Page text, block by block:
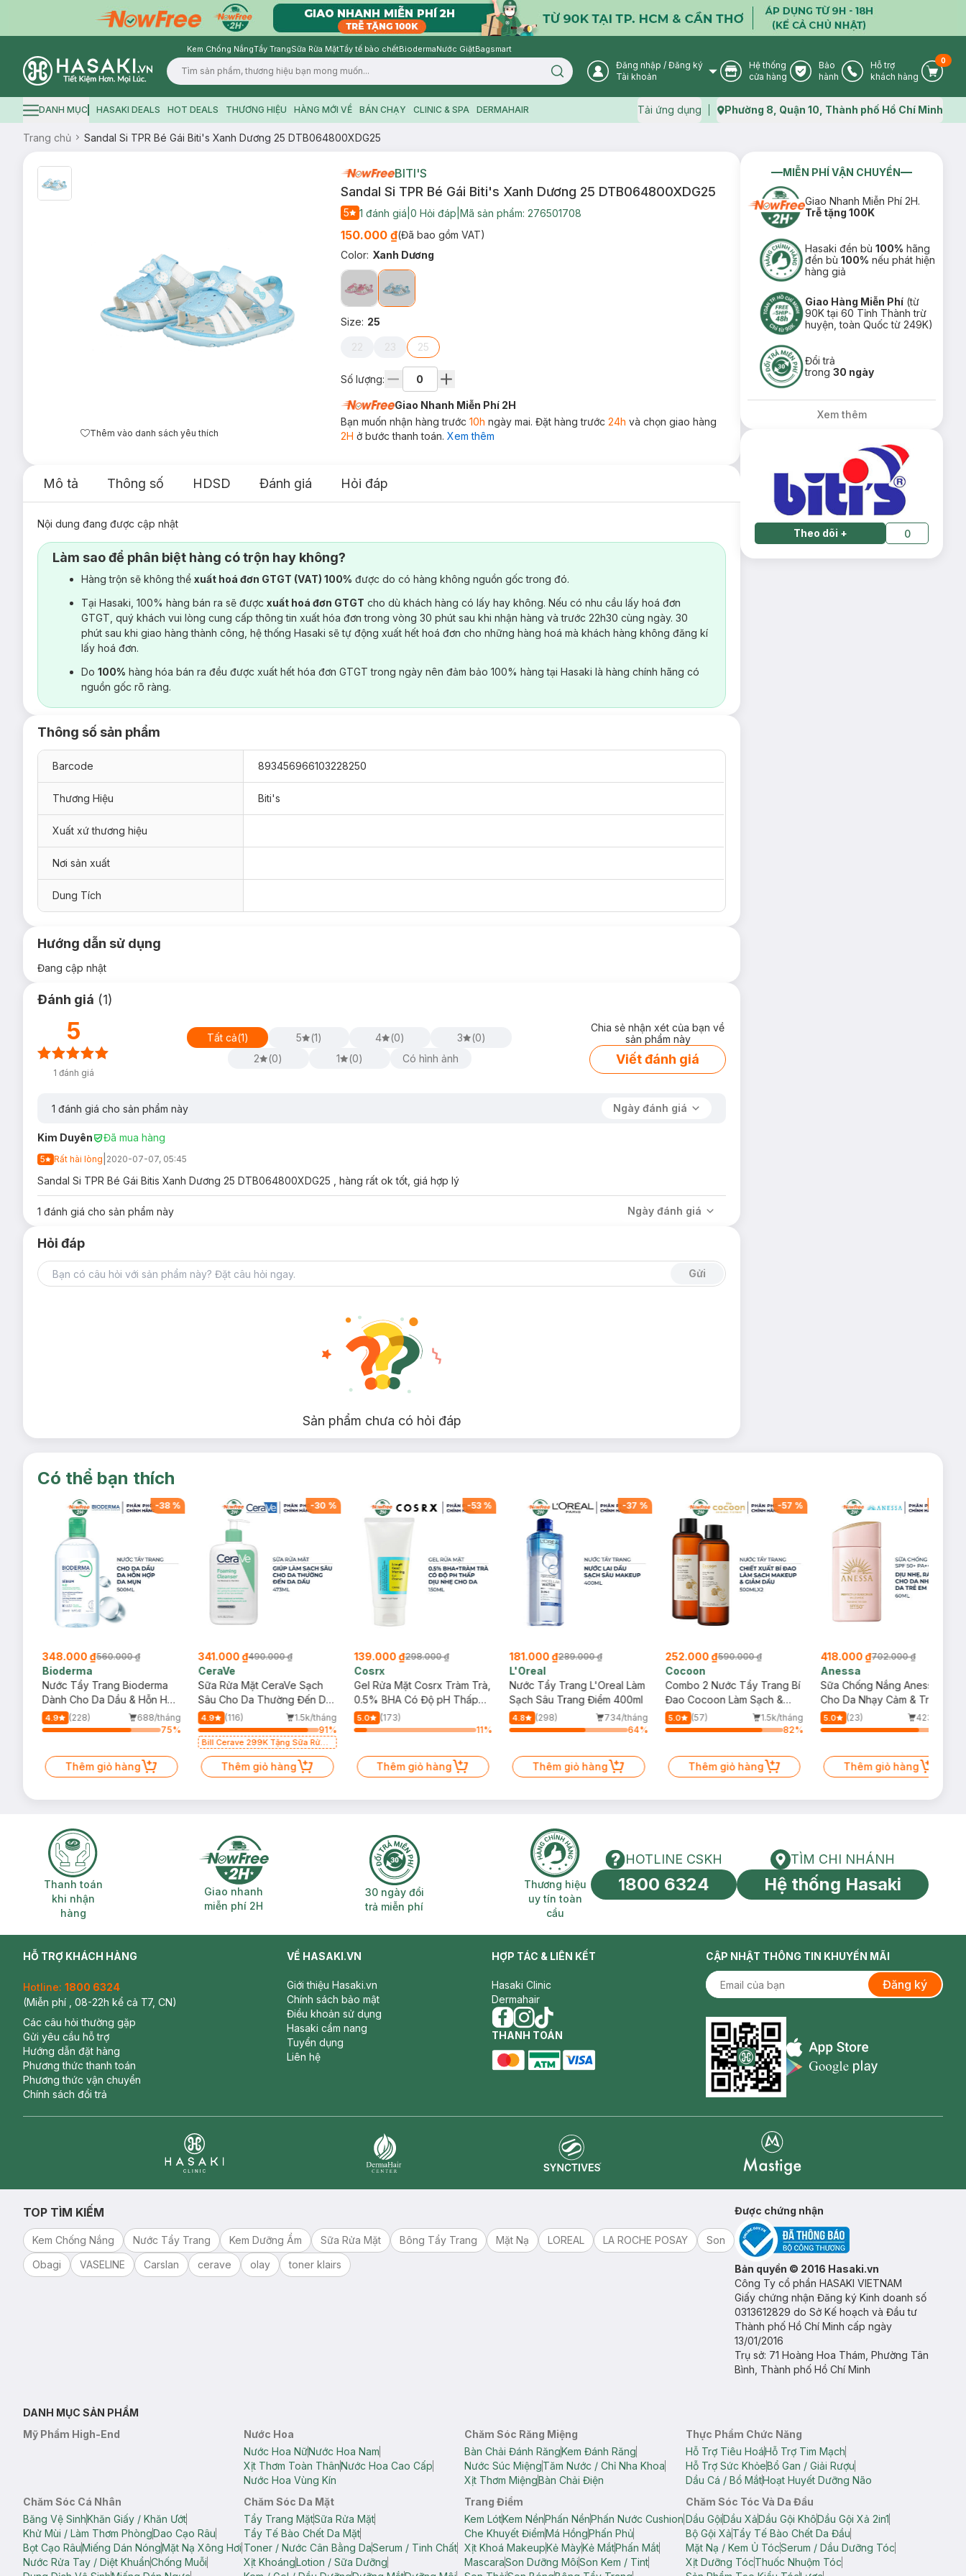
Kem Chống NắngTẩy TrangSữa Rửa MặtTẩy tế bào chếtBiodermaNước GiặtBagsmart
Logo
Search icon User Icon
Đăng nhập / Đăng ký
Tài khoản
Store Icon
Hệ thống
cửa hàng
Warranty Icon
Bảo
hành
Phone Icon
Hỗ trợ
khách hàng
Cart
0
Hamburger icon
DANH MỤC HASAKI DEALS HOT DEALS THƯƠNG HIỆU HÀNG MỚI VỀ BÁN CHẠY CLINIC & SPA DERMAHAIR Tải ứng dụng Map icon
Phường 8, Quận 10, Thành phố Hồ Chí Minh
Trang chủ Sandal Si TPR Bé Gái Biti's Xanh Dương 25 DTB064800XDG25
Thêm vào danh sách yêu thích
BITI'S
Sandal Si TPR Bé Gái Biti's Xanh Dương 25 DTB064800XDG25
5 1 đánh giá 0 Hỏi đáp Mã sản phẩm: 276501708
150.000 ₫(Đã bao gồm VAT)
Color: Xanh Dương
Size: 25
22 23 25
Số lượng:
Giao Nhanh Miễn Phí 2H
Bạn muốn nhận hàng trước 10h ngày mai. Đặt hàng trước 24h và chọn giao hàng
2H ở bước thanh toán. Xem thêm
Mô tả Thông số HDSD Đánh giá Hỏi đáp
Nội dung đang được cập nhật
Làm sao để phân biệt hàng có trộn hay không?
Hàng trộn sẽ không thể xuất hoá đơn GTGT (VAT) 100% được do có hàng không nguồn gốc trong đó.
Tại Hasaki, 100% hàng bán ra sẽ được xuất hoá đơn GTGT cho dù khách hàng có lấy hay không. Nếu có nhu cầu lấy hoá đơn
GTGT, quý khách vui lòng cung cấp thông tin xuất hóa đơn trong vòng 30 phút sau khi nhận hàng và trước 22h30 cùng ngày. 30
phút sau khi giao hàng thành công, hệ thống Hasaki sẽ tự động xuất hết hoá đơn cho những hàng hoá mà khách hàng không đăng kí
lấy hoá đơn.
Do 100% hàng hóa bán ra đều được xuất hết hóa đơn GTGT trong ngày nên đảm bảo 100% hàng tại Hasaki là hàng chính hãng có
nguồn gốc rõ ràng.
Thông số sản phẩm
Barcode 893456966103228250
Thương Hiệu Biti's
Xuất xứ thương hiệu
Nơi sản xuất
Dung Tích
Hướng dẫn sử dụng
Đang cập nhật
Đánh giá (1)
5
1 đánh giá
Tất cả(1) 5 (1) 4 (0) 3 (0)
2
(0) 1 (0) Có hình ảnh
Chia sẻ nhận xét của bạn về
sản phẩm này
Viết đánh giá
1 đánh giá cho sản phẩm này Ngày đánh giá
Kim Duyên Đã mua hàng
5 Rất hài lòng 2020-07-07, 05:45
Sandal Si TPR Bé Gái Bitis Xanh Dương 25 DTB064800XDG25 , hàng rất ok tốt, giá hợp lý
1 đánh giá cho sản phẩm này Ngày đánh giá
Hỏi đáp
Gửi
Sản phẩm chưa có hỏi đáp
MIỄN PHÍ VẬN CHUYỂN
Giao Nhanh Miễn Phí 2H.
Trễ tặng 100K
Hasaki đền bù100% hãng
đền bù100% nếu phát hiện
hàng giả
Giao Hàng Miễn Phí (từ
90K tại 60 Tỉnh Thành trừ
huyện, toàn Quốc từ 249K)
Đổi trả
trong30 ngày
Xem thêm
Theo dõi + 0
Có thể bạn thích
-38%
348.000 ₫560.000 ₫
Bioderma
Nước Tẩy Trang Bioderma
Dành Cho Da Dầu & Hỗn Hợp
500ml
4.9 (228)
688/tháng
75%
Thêm giỏ hàng
-30 %
341.000 ₫490.000 ₫
CeraVe
Sữa Rửa Mặt CeraVe Sạch
Sâu Cho Da Thường Đến Da
Dầu 473ml
4.9 (116)
1.5k/tháng
91%
Bill Cerave 299K Tặng Sữa Rửa
Thêm giỏ hàng
-53%
139.000 ₫298.000 ₫
Cosrx
Gel Rửa Mặt Cosrx Tràm Trà,
0.5% BHA Có Độ pH Thấp
150ml
5.0
(173)
11%
Thêm giỏ hàng
-37 %
181.000 ₫289.000 ₫
L'Oreal
Nước Tẩy Trang L'Oreal Làm
Sạch Sâu Trang Điểm 400ml
4.8 (298)
734/tháng
64%
Thêm giỏ hàng
-57 %
252.000 ₫590.000 ₫
Cocoon
Combo 2 Nước Tẩy Trang Bí
Đao Cocoon Làm Sạch &
Giảm Dầu 500ml
5.0 (57)
1.5k/tháng
82%
Thêm giỏ hàng
418.000 ₫702.000 ₫
Anessa
Sữa Chống Nắng Anessa
Cho Da Nhạy Cảm & Trẻ Em
60ml (Mới)
5.0 (23)
423/tháng
Thêm giỏ hàng
Thanh toán khi nhận hàng
Thanh toán
khi nhận
hàng
Giao nhanh miễn phí 2H
Giao nhanh
miễn phí 2H
30 ngày đổi trả miễn phí
30 ngày đổi
trả miễn phí
Thương hiệu uy tín toàn cầu
Thương hiệu
uy tín toàn
cầu
HOTLINE CSKH
HOTLINE CSKH
1800 6324
Tìm chi nhánh
TÌM CHI NHÁNH
Hệ thống Hasaki
HỖ TRỢ KHÁCH HÀNG
Hotline: 1800 6324
(Miễn phí , 08-22h kể cả T7, CN)
Các câu hỏi thường gặp
Gửi yêu cầu hỗ trợ
Hướng dẫn đặt hàng
Phương thức thanh toán
Phương thức vận chuyển
Chính sách đổi trả
VỀ HASAKI.VN
Giới thiệu Hasaki.vn
Chính sách bảo mật
Điều khoản sử dụng
Hasaki cẩm nang
Tuyển dụng
Liên hệ
HỢP TÁC & LIÊN KẾT
Hasaki Clinic
Dermahair
facebook
instagram
tiktok
THANH TOÁN
CẬP NHẬT THÔNG TIN KHUYẾN MÃI
Đăng ký
Appstore icon
TOP TÌM KIẾM
Kem Chống Nắng Nước Tẩy Trang Kem Dưỡng Ẩm Sữa Rửa Mặt Bông Tẩy Trang Mặt Nạ LOREAL LA ROCHE POSAY
Son
Obagi
VASELINE Carslan cerave olay toner klairs
Được chứng nhận
Bản quyền © 2016 Hasaki.vn
Công Ty cổ phần HASAKI VIETNAM
Giấy chứng nhận Đăng ký Kinh doanh số
0313612829 do Sở Kế hoạch và Đầu tư
Thành phố Hồ Chí Minh cấp ngày
13/01/2016
Trụ sở: 71 Hoàng Hoa Thám, Phường Tân
Bình, Thành phố Hồ Chí Minh
DANH MỤC SẢN PHẨM
Mỹ Phẩm High-End
Nước Hoa
Nước Hoa NữNước Hoa Nam
Xịt Thơm Toàn ThânNước Hoa Cao Cấp
Nước Hoa Vùng Kín
Chăm Sóc Răng Miệng
Bàn Chải Đánh RăngKem Đánh Răng
Nước Súc MiệngTăm Nước / Chỉ Nha Khoa
Xịt Thơm MiệngBàn Chải Điện
Thực Phẩm Chức Năng
Hỗ Trợ Tiêu HoáHỗ Trợ Tim Mạch
Hỗ Trợ Sức KhỏeBổ Gan / Giải Rượu
Dầu Cá / Bổ MắtHoạt Huyết Dưỡng Não
Chăm Sóc Cá Nhân
Băng Vệ SinhKhăn Giấy / Khăn Ướt
Khử Mùi / Làm Thơm PhòngDao Cạo Râu
Bọt Cạo RâuMiếng Dán NóngMặt Nạ Xông Hơi
Nước Rửa Tay / Diệt KhuẩnChống Muỗi
Chăm Sóc Da Mặt
Tẩy Trang MặtSữa Rửa Mặt
Tẩy Tế Bào Chết Da Mặt
Toner / Nước Cân Bằng DaSerum / Tinh Chất
Xịt KhoángLotion / Sữa Dưỡng
Trang Điểm
Kem LótKem NềnPhấn NềnPhấn Nước Cushion
Che Khuyết ĐiểmMá HồngPhấn Phủ
Xịt Khoá MakeupKẻ MàyKẻ MắtPhấn Mắt
MascaraSon Dưỡng MôiSon Kem / Tint
Chăm Sóc Tóc Và Da Đầu
Dầu GộiDầu XảDầu Gội KhôDầu Gội Xả 2in1
Bộ Gội XảTẩy Tế Bào Chết Da Đầu
Mặt Nạ / Kem Ủ TócSerum / Dầu Dưỡng Tóc
Xịt Dưỡng TócThuốc Nhuộm Tóc